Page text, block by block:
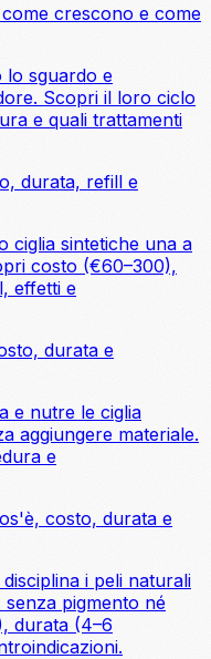
crescono e come
lo sguardo e
Scopri il loro ciclo
e quali trattamenti
durata, refill e
ciglia sintetiche una a
costo (€60–300),
effetti e
durata e
e nutre le ciglia
aggiungere materiale.
e
costo, durata e
i peli naturali
pigmento né
durata (4–6